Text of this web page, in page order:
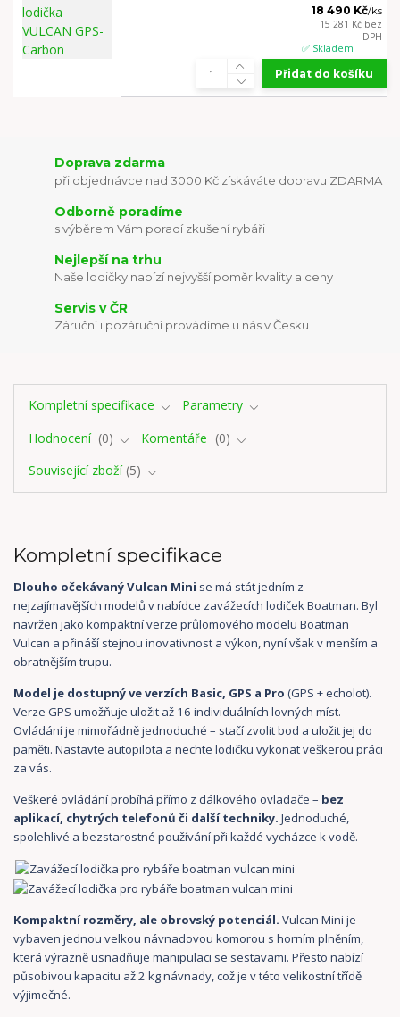
18 490 Kč/ks
15 281 Kč bez
DPH
✅ Skladem
Přidat do košíku
Doprava zdarma
při objednávce nad 3000 Kč získáváte dopravu ZDARMA
Odborně poradíme
s výběrem Vám poradí zkušení rybáři
Nejlepší na trhu
Naše lodičky nabízí nejvyšší poměr kvality a ceny
Servis v ČR
Záruční i pozáruční provádíme u nás v Česku
Kompletní specifikace
Parametry
Hodnocení
0 Komentáře
0
Související zboží 5
Kompletní specifikace
Dlouho očekávaný Vulcan Mini se má stát jedním z
nejzajímavějších modelů v nabídce zavážecích lodiček Boatman. Byl
navržen jako kompaktní verze průlomového modelu Boatman
Vulcan a přináší stejnou inovativnost a výkon, nyní však v menším a
obratnějším trupu.
Model je dostupný ve verzích Basic, GPS a Pro (GPS + echolot).
Verze GPS umožňuje uložit až 16 individuálních lovných míst.
Ovládání je mimořádně jednoduché – stačí zvolit bod a uložit jej do
paměti. Nastavte autopilota a nechte lodičku vykonat veškerou práci
za vás.
Veškeré ovládání probíhá přímo z dálkového ovladače – bez
aplikací, chytrých telefonů či další techniky. Jednoduché,
spolehlivé a bezstarostné používání při každé vycházce k vodě.
Kompaktní rozměry, ale obrovský potenciál. Vulcan Mini je
vybaven jednou velkou návnadovou komorou s horním plněním,
která výrazně usnadňuje manipulaci se sestavami. Přesto nabízí
působivou kapacitu až 2 kg návnady, což je v této velikostní třídě
výjimečné.